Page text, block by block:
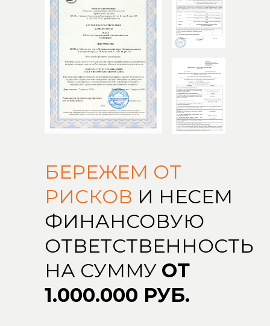
БЕРЕЖЕМ ОТ
РИСКОВ И НЕСЕМ
ФИНАНСОВУЮ
ОТВЕТСТВЕННОСТЬ
НА СУММУ ОТ
1.000.000 РУБ.